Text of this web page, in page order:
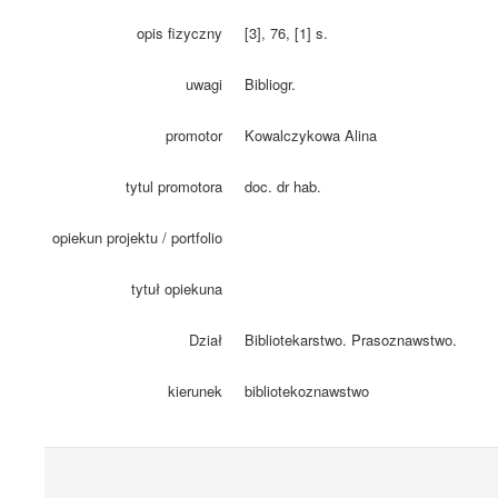
opis fizyczny [3], 76, [1] s.
uwagi Bibliogr.
promotor Kowalczykowa Alina
tytul promotora doc. dr hab.
opiekun projektu / portfolio
tytuł opiekuna
Dział Bibliotekarstwo. Prasoznawstwo.
kierunek bibliotekoznawstwo